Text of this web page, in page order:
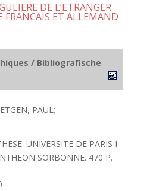
DE L’ETRANGER
FRANCAIS ET ALLEMAND
/ Bibliografische
PAUL;
UNIVERSITE DE PARIS I
SORBONNE. 470 P.